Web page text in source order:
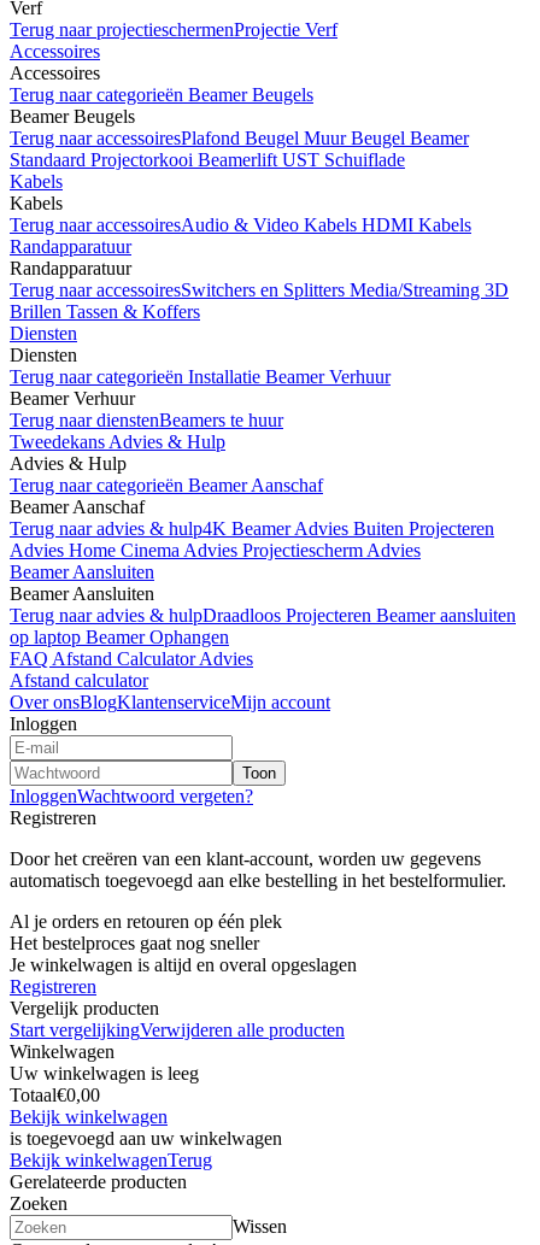
Verf
Terug naar projectieschermenProjectie Verf
Accessoires
Accessoires
Terug naar categorieën Beamer Beugels
Beamer Beugels
Terug naar accessoiresPlafond Beugel Muur Beugel Beamer
Standaard Projectorkooi Beamerlift UST Schuiflade
Kabels
Kabels
Terug naar accessoiresAudio & Video Kabels HDMI Kabels
Randapparatuur
Randapparatuur
Terug naar accessoiresSwitchers en Splitters Media/Streaming 3D
Brillen Tassen & Koffers
Diensten
Diensten
Terug naar categorieën Installatie Beamer Verhuur
Beamer Verhuur
Terug naar dienstenBeamers te huur
Tweedekans Advies & Hulp
Advies & Hulp
Terug naar categorieën Beamer Aanschaf
Beamer Aanschaf
Terug naar advies & hulp4K Beamer Advies Buiten Projecteren
Advies Home Cinema Advies Projectiescherm Advies
Beamer Aansluiten
Beamer Aansluiten
Terug naar advies & hulpDraadloos Projecteren Beamer aansluiten
op laptop Beamer Ophangen
FAQ Afstand Calculator Advies
Afstand calculator
Over onsBlogKlantenserviceMijn account
Inloggen
Toon
InloggenWachtwoord vergeten?
Registreren
Door het creëren van een klant-account, worden uw gegevens
automatisch toegevoegd aan elke bestelling in het bestelformulier.
Al je orders en retouren op één plek
Het bestelproces gaat nog sneller
Je winkelwagen is altijd en overal opgeslagen
Registreren
Vergelijk producten
Start vergelijkingVerwijderen alle producten
Winkelwagen
Uw winkelwagen is leeg
Totaal€0,00
Bekijk winkelwagen
is toegevoegd aan uw winkelwagen
Bekijk winkelwagenTerug
Gerelateerde producten
Zoeken
Wissen